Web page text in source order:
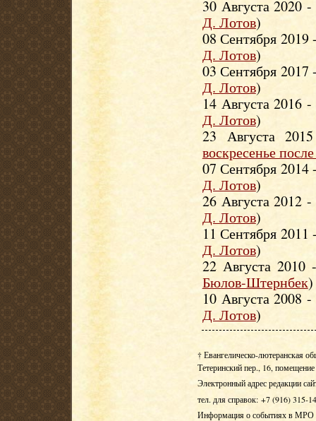
30 Августа 2020 -
Д. Лотов)
08 Сентября
Д. Лотов)
03 Сентября
Д. Лотов)
14 Августа 2016 -
Д. Лотов)
23 Августа
воскресенье
07 Сентября
Д. Лотов)
26 Августа 2012 -
Д. Лотов)
11 Сентября
Д. Лотов)
22 Августа
Бюлов-Штернбек)
10 Августа 2008 -
Д. Лотов)
† Евангелическо-лютеранская
Тетеринский пер., 16,
Электронный адрес редакции
тел. для справок: +7 (916) 315-
Информация о событиях в МРО